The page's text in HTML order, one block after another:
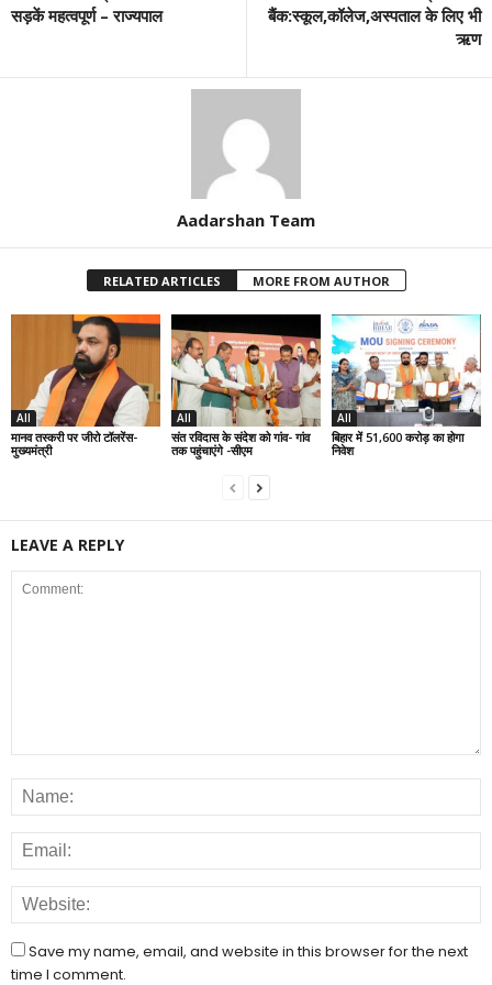
सड़कें महत्वपूर्ण – राज्यपाल
बैंक:स्कूल,कॉलेज,अस्पताल के लिए भी
ऋण
Aadarshan Team
RELATED ARTICLES MORE FROM AUTHOR
All
मानव तस्करी पर जीरो टॉलरेंस-
मुख्यमंत्री
All
संत रविदास के संदेश को गांव- गांव
तक पहुंचाएंगे -सीएम
All
बिहार में 51,600 करोड़ का होगा
निवेश
LEAVE A REPLY
Save my name, email, and website in this browser for the next
time I comment.